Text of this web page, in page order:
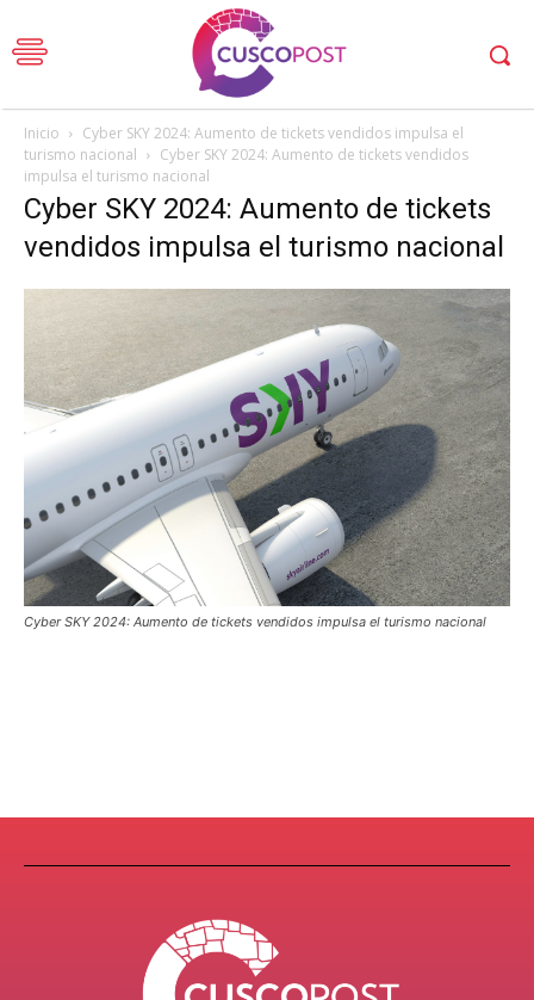
Inicio
Cyber SKY 2024: Aumento de tickets vendidos impulsa el
turismo nacional
Cyber SKY 2024: Aumento de tickets vendidos
impulsa el turismo nacional
Cyber SKY 2024: Aumento de tickets
vendidos impulsa el turismo nacional
Cyber SKY 2024: Aumento de tickets vendidos impulsa el turismo nacional